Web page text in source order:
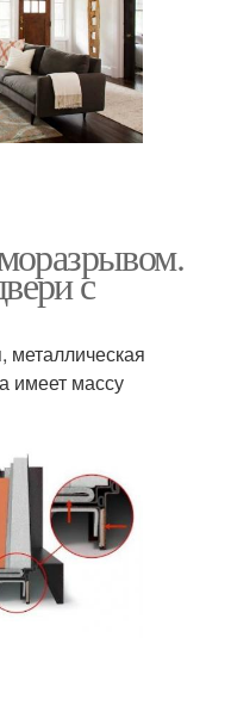
с
металлическая
имеет массу